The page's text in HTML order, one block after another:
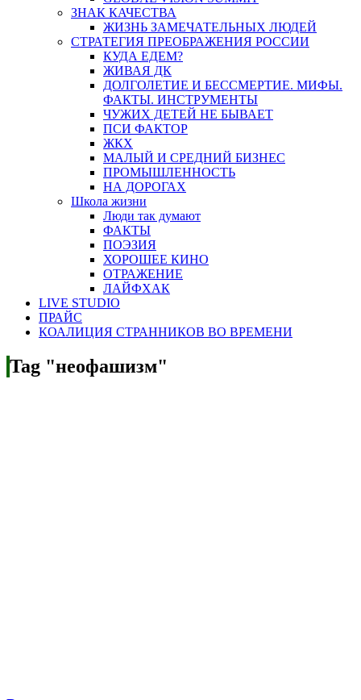
ЗНАК КАЧЕСТВА
ЖИЗНЬ ЗАМЕЧАТЕЛЬНЫХ ЛЮДЕЙ
СТРАТЕГИЯ ПРЕОБРАЖЕНИЯ РОССИИ
КУДА ЕДЕМ?
ЖИВАЯ ДК
ДОЛГОЛЕТИЕ И БЕССМЕРТИЕ. МИФЫ.
ФАКТЫ. ИНСТРУМЕНТЫ
ЧУЖИХ ДЕТЕЙ НЕ БЫВАЕТ
ПСИ ФАКТОР
ЖКХ
МАЛЫЙ И СРЕДНИЙ БИЗНЕС
ПРОМЫШЛЕННОСТЬ
НА ДОРОГАХ
Школа жизни
Люди так думают
ФАКТЫ
ПОЭЗИЯ
ХОРОШЕЕ КИНО
ОТРАЖЕНИЕ
ЛАЙФХАК
LIVE STUDIO
ПРАЙС
КОАЛИЦИЯ СТРАННИКОВ ВО ВРЕМЕНИ
Tag "неофашизм"